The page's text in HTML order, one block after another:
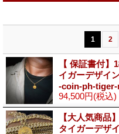
1 2
【 保証書付
イガーデザイ
-coin-ph-tiger-
94,500円(税込)
【大人気商品
タイガーデザ